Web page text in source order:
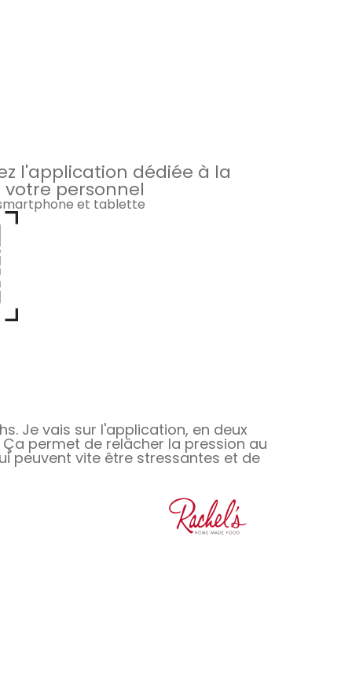
l'application dédiée à la
personnel
et tablette
Je vais sur l'application, en deux
permet de relâcher la pression au
peuvent vite être stressantes et de